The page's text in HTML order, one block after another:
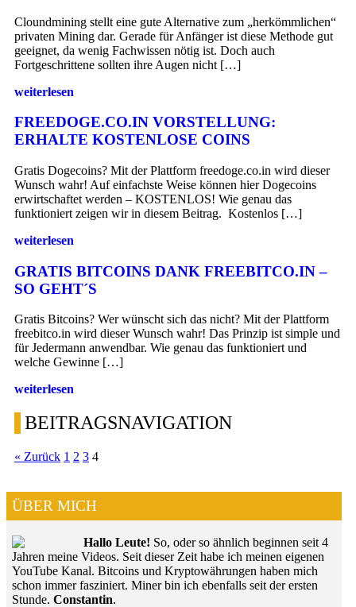
Cloundmining stellt eine gute Alternative zum „herkömmlichen“
privaten Mining dar. Gerade für Anfänger ist diese Methode gut
geeignet, da wenig Fachwissen nötig ist. Doch auch
Fortgeschrittene sollten ihre Augen nicht […]
weiterlesen
FREEDOGE.CO.IN VORSTELLUNG:
ERHALTE KOSTENLOSE COINS
Gratis Dogecoins? Mit der Plattform freedoge.co.in wird dieser
Wunsch wahr! Auf einfachste Weise können hier Dogecoins
erwirtschaftet werden – KOSTENLOS! Wie genau das
funktioniert zeigen wir in diesem Beitrag. Kostenlos […]
weiterlesen
GRATIS BITCOINS DANK FREEBITCO.IN –
SO GEHT´S
Gratis Bitcoins? Wer wünscht sich das nicht? Mit der Plattform
freebitco.in wird dieser Wunsch wahr! Das Prinzip ist simple und
für Jedermann anwendbar. Wie genau das funktioniert und
welche Gewinne […]
weiterlesen
BEITRAGSNAVIGATION
« Zurück 1 2 3 4
ÜBER MICH
Hallo Leute! So, oder so ähnlich beginnen seit 4
Jahren meine Videos. Seit dieser Zeit habe ich meinen eigenen
YouTube Kanal. Bitcoins und Kryptowährungen haben mich
schon immer fasziniert. Miner bin ich ebenfalls seit der ersten
Stunde. Constantin.